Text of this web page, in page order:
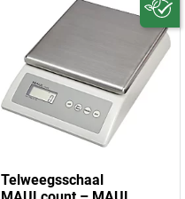
Telweegsschaal